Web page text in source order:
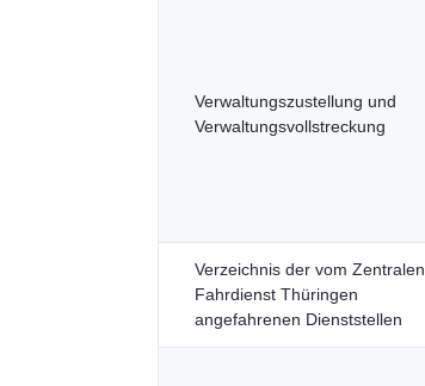
Verwaltungszustellung und
Verwaltungsvollstreckung
Verzeichnis der vom Zentralen
Fahrdienst Thüringen
angefahrenen Dienststellen